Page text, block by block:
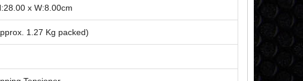
x W:8.00cm
1.27 Kg packed)